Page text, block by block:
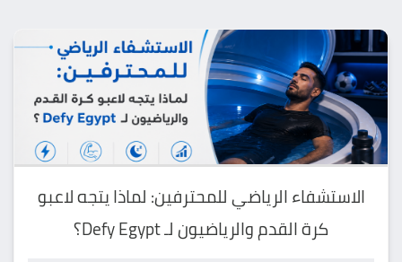
الاستشفاء الرياضي للمحترفين: لماذا يتجه لاعبو
كرة القدم والرياضيون لـ Defy Egypt؟